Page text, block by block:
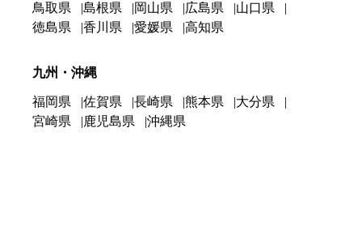
鳥取県 島根県 岡山県 広島県
山口県
徳島県
香川県 愛媛県 高知県
九州・沖縄
福岡県 佐賀県 長崎県 熊本県
大分県
宮崎県
鹿児島県 沖縄県